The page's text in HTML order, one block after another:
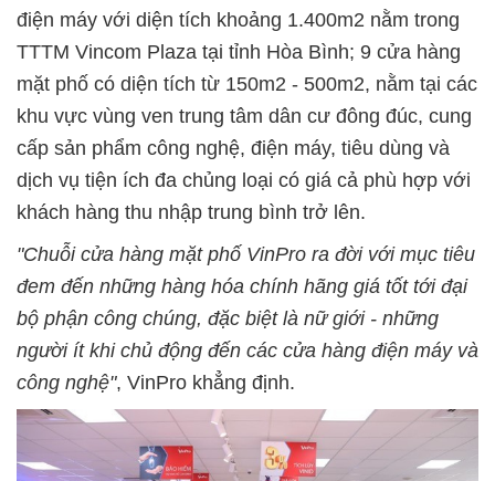
điện máy với diện tích khoảng 1.400m2 nằm trong
TTTM Vincom Plaza tại tỉnh Hòa Bình; 9 cửa hàng
mặt phố có diện tích từ 150m2 - 500m2, nằm tại các
khu vực vùng ven trung tâm dân cư đông đúc, cung
cấp sản phẩm công nghệ, điện máy, tiêu dùng và
dịch vụ tiện ích đa chủng loại có giá cả phù hợp với
khách hàng thu nhập trung bình trở lên.
"Chuỗi cửa hàng mặt phố VinPro ra đời với mục tiêu
đem đến những hàng hóa chính hãng giá tốt tới đại
bộ phận công chúng, đặc biệt là nữ giới - những
người ít khi chủ động đến các cửa hàng điện máy và
công nghệ", VinPro khẳng định.